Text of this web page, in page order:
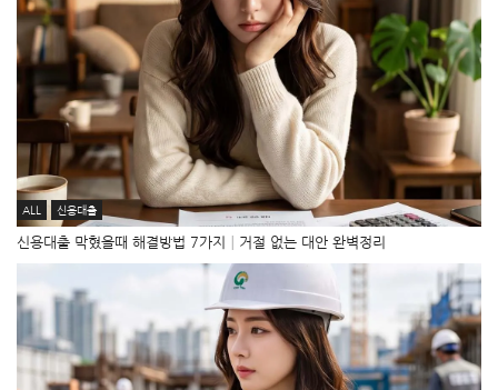
ALL 신용대출
신용대출 막혔을때 해결방법 7가지│거절 없는 대안 완벽정리